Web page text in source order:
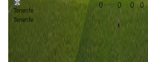
Tenerife
Tenerife
0 0 0 0
Play-offs promotie